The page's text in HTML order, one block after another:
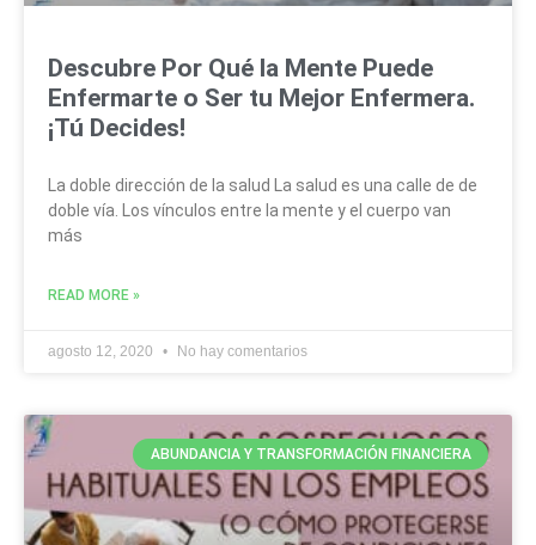
Descubre Por Qué la Mente Puede
Enfermarte o Ser tu Mejor Enfermera.
¡Tú Decides!
La doble dirección de la salud La salud es una calle de de
doble vía. Los vínculos entre la mente y el cuerpo van
más
READ MORE »
agosto 12, 2020 No hay comentarios
ABUNDANCIA Y TRANSFORMACIÓN FINANCIERA